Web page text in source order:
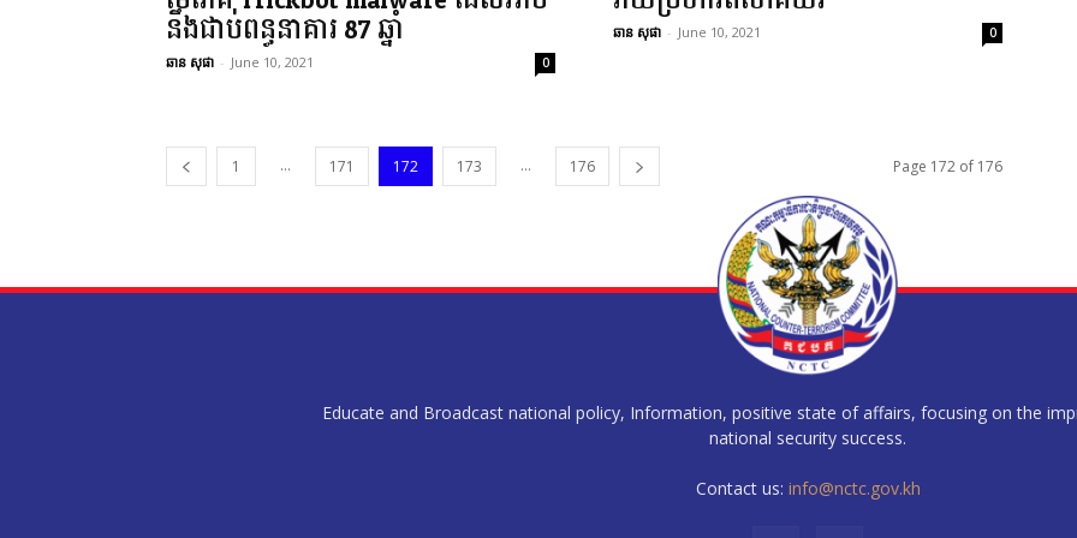
នឹងជាប់ពន្ធនាគារ 87 ឆ្នាំ
ឆាន សុផា - June 10, 2021 0
ឆាន សុផា - June 10, 2021 0
1 ... 171 172 173 ... 176 Page 172 of 176
Educate and Broadcast national policy, Information, positive state of affairs, focusing on the
national security success.
Contact us: info@nctc.gov.kh